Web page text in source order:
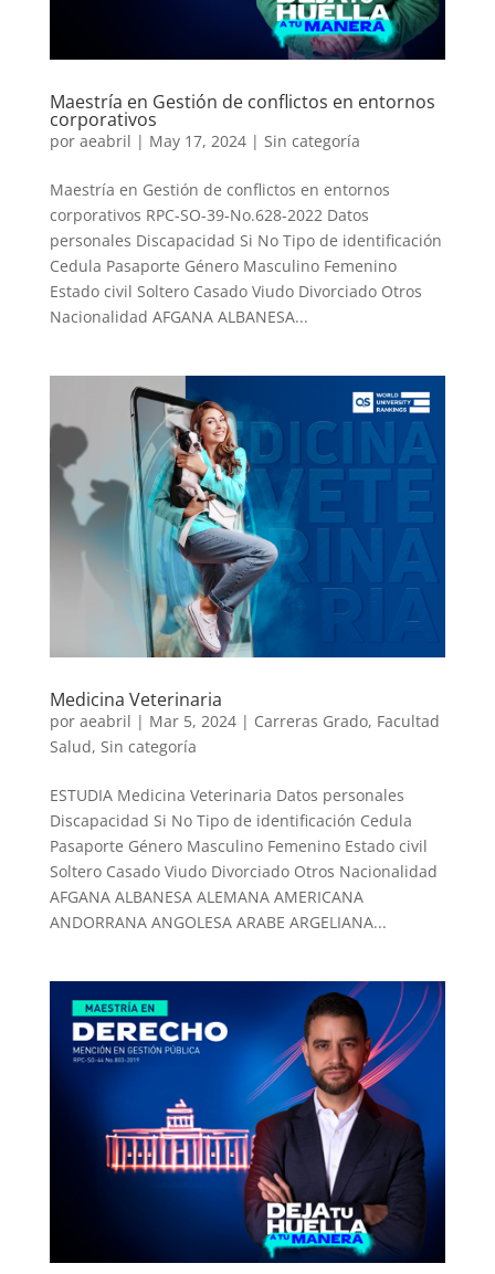
Maestría en Gestión de conflictos en entornos
corporativos
por aeabril | May 17, 2024| Sin categoría
Maestría en Gestión de conflictos en entornos
corporativos RPC-SO-39-No.628-2022 Datos
personales Discapacidad Si No Tipo de identificación
Cedula Pasaporte Género Masculino Femenino
Estado civil Soltero Casado Viudo Divorciado Otros
Nacionalidad AFGANA ALBANESA...
Medicina Veterinaria
por aeabril | Mar 5, 2024| Carreras Grado, Facultad
Salud, Sin categoría
ESTUDIA Medicina Veterinaria Datos personales
Discapacidad Si No Tipo de identificación Cedula
Pasaporte Género Masculino Femenino Estado civil
Soltero Casado Viudo Divorciado Otros Nacionalidad
AFGANA ALBANESA ALEMANA AMERICANA
ANDORRANA ANGOLESA ARABE ARGELIANA...